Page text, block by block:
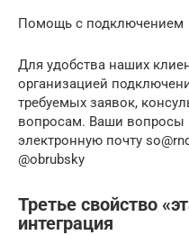
Помощь с подключением
Для удобства наших
организацией
требуемых заявок,
вопросам. Ваши вопросы
электронную почту
@obrubsky
Третье свойство
интеграция